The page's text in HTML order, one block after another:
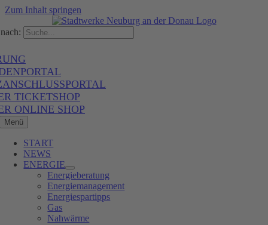
Zum Inhalt springen
TICKETSHOP
ONLINE SHOP
Menü
START
NEWS
ENERGIE
Energieberatung
Energiemanagement
Energiespartipps
Gas
Nahwärme